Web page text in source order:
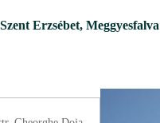
Erzsébet, Meggyesfalva